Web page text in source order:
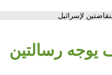
لإسرائيل
يوجه رسالتين